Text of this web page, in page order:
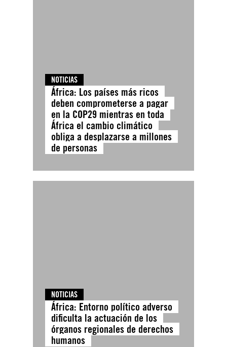
NOTICIAS
África: Los países más ricos
deben comprometerse a pagar
en la COP29 mientras en toda
África el cambio climático
obliga a desplazarse a millones
de personas
NOTICIAS
África: Entorno político adverso
dificulta la actuación de los
órganos regionales de derechos
humanos